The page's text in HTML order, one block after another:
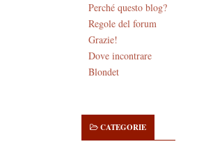
Perché questo blog?
Regole del forum
Grazie!
Dove incontrare
Blondet
CATEGORIE